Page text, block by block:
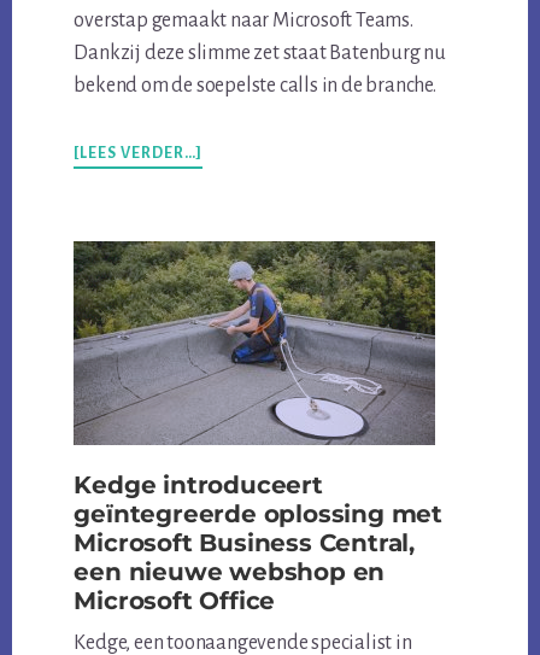
overstap gemaakt naar Microsoft Teams.
Dankzij deze slimme zet staat Batenburg nu
bekend om de soepelste calls in de branche.
[LEES VERDER…]
HEEFT
CALLS
DANKZIJ
TEAMS
Kedge introduceert
geïntegreerde oplossing met
Microsoft Business Central,
een nieuwe webshop en
Microsoft Office
Kedge, een toonaangevende specialist in